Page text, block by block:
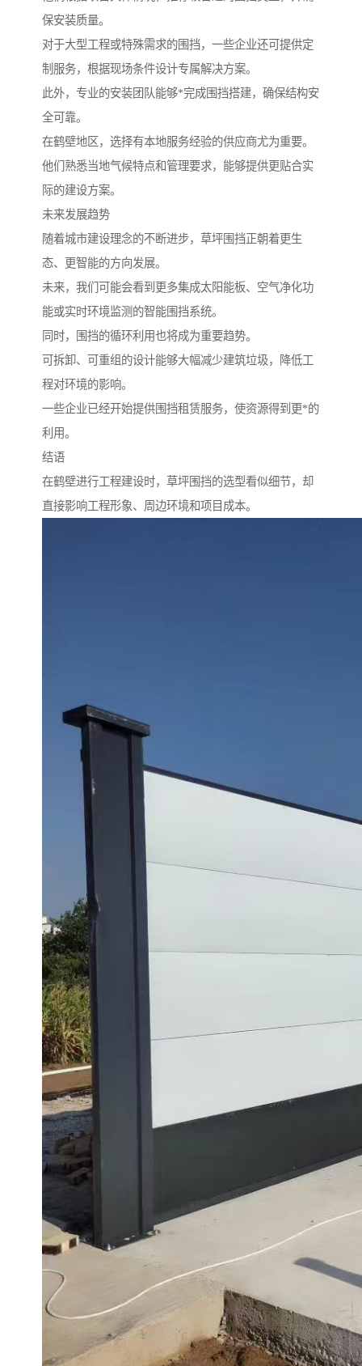
保安装质量。
对于大型工程或特殊需求的围挡，一些企业还可提供定
制服务，根据现场条件设计专属解决方案。
此外，专业的安装团队能够*完成围挡搭建，确保结构安
全可靠。
在鹤壁地区，选择有本地服务经验的供应商尤为重要。
他们熟悉当地气候特点和管理要求，能够提供更贴合实
际的建设方案。
未来发展趋势
随着城市建设理念的不断进步，草坪围挡正朝着更生
态、更智能的方向发展。
未来，我们可能会看到更多集成太阳能板、空气净化功
能或实时环境监测的智能围挡系统。
同时，围挡的循环利用也将成为重要趋势。
可拆卸、可重组的设计能够大幅减少建筑垃圾，降低工
程对环境的影响。
一些企业已经开始提供围挡租赁服务，使资源得到更*的
利用。
结语
在鹤壁进行工程建设时，草坪围挡的选型看似细节，却
直接影响工程形象、周边环境和项目成本。